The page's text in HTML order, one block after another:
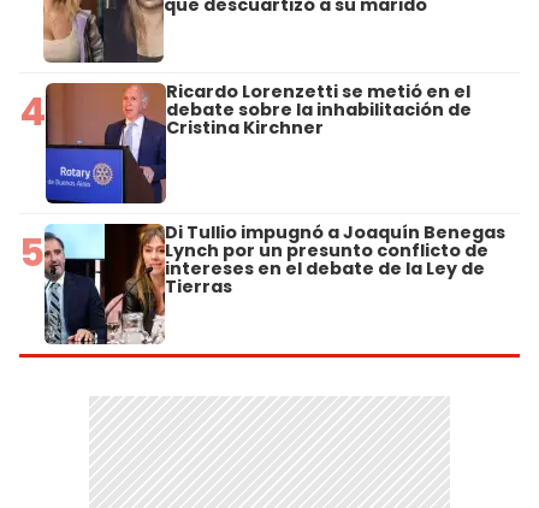
que descuartizó a su marido
4 Ricardo Lorenzetti se metió en el
debate sobre la inhabilitación de
Cristina Kirchner
5 Di Tullio impugnó a Joaquín Benegas
Lynch por un presunto conflicto de
intereses en el debate de la Ley de
Tierras